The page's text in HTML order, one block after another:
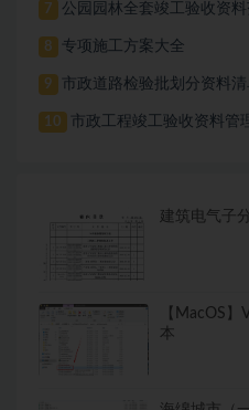
7 公园园林全套竣工验收资料
8 专项施工方案大全
9 市政道路检验批划分资料
10 市政工程竣工验收资料管
建筑电气子
【MacOS
本